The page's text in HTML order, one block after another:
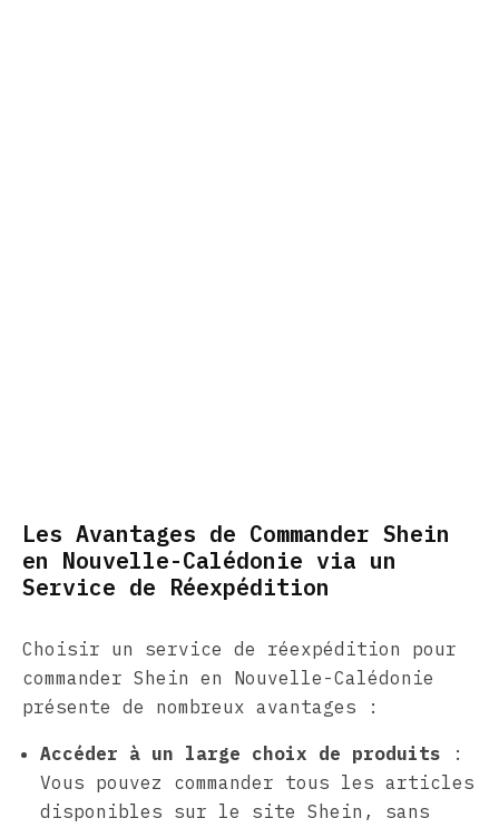
Les Avantages de Commander Shein
en Nouvelle-Calédonie via un
Service de Réexpédition
Choisir un service de réexpédition pour
commander Shein en Nouvelle-Calédonie
présente de nombreux avantages :
Accéder à un large choix de produits :
Vous pouvez commander tous les articles
disponibles sur le site Shein, sans